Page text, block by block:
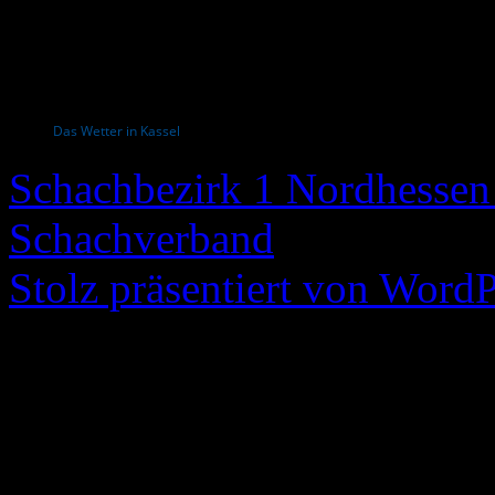
Das Wetter in Kassel
Schachbezirk 1
Schachverband
Stolz präsentiert von